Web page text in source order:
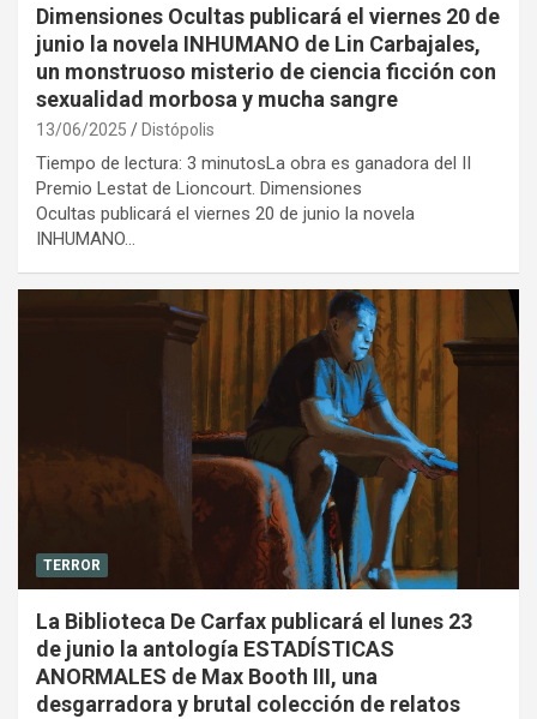
Dimensiones Ocultas publicará el viernes 20 de
junio la novela INHUMANO de Lin Carbajales,
un monstruoso misterio de ciencia ficción con
sexualidad morbosa y mucha sangre
13/06/2025 Distópolis
Tiempo de lectura: 3 minutosLa obra es ganadora del II
Premio Lestat de Lioncourt. Dimensiones
Ocultas publicará el viernes 20 de junio la novela
INHUMANO…
TERROR
La Biblioteca De Carfax publicará el lunes 23
de junio la antología ESTADÍSTICAS
ANORMALES de Max Booth III, una
desgarradora y brutal colección de relatos